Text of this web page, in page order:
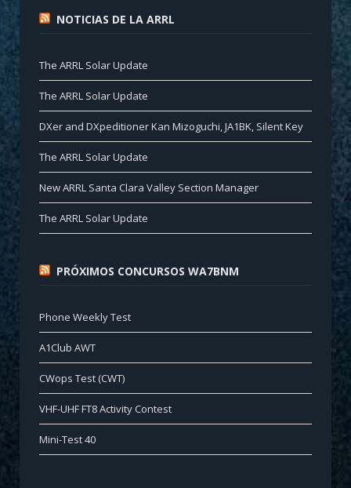
NOTICIAS DE LA ARRL
The ARRL Solar Update
The ARRL Solar Update
DXer and DXpeditioner Kan Mizoguchi, JA1BK, Silent Key
The ARRL Solar Update
New ARRL Santa Clara Valley Section Manager
The ARRL Solar Update
PRÓXIMOS CONCURSOS WA7BNM
Phone Weekly Test
A1Club AWT
CWops Test (CWT)
VHF-UHF FT8 Activity Contest
Mini-Test 40